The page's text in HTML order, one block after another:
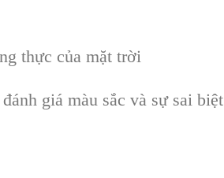
thực của mặt trời
giá màu sắc và sự sai biệt